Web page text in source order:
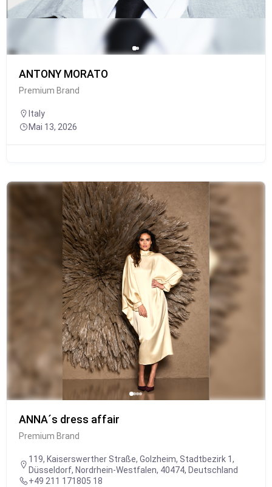
ANTONY MORATO
Premium Brand
Italy
Mai 13, 2026
ANNA´s dress affair
Premium Brand
119, Kaiserswerther Straße, Golzheim, Stadtbezirk 1,
Düsseldorf, Nordrhein-Westfalen, 40474, Deutschland
+49 211 171805 18